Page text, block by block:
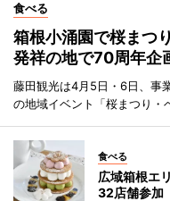
食べる
箱根小涌園で桜まつ
発祥の地で70周年企
藤田観光は4月5日・6日、事
の地域イベント「桜まつり・
食べる
広域箱根エ
32店舗参加